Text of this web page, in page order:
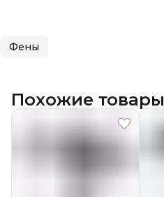
Фены
Похожие товары